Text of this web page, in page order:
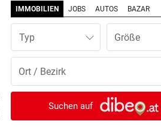
Erste Anklage gegen Israeli
Gaza-Krieg
superhappy nach Hause“
ORKAN, KEIN STROM & CO vor 6
Skurrilitäten in der Red Bull
IMMOBILIEN JOBS AUTOS BAZAR
Typ
Suchen auf